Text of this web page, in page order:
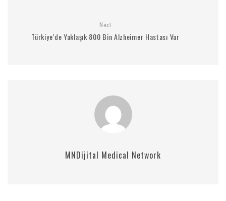
Next
Türkiye’de Yaklaşık 800 Bin Alzheimer Hastası Var
MNDijital Medical Network